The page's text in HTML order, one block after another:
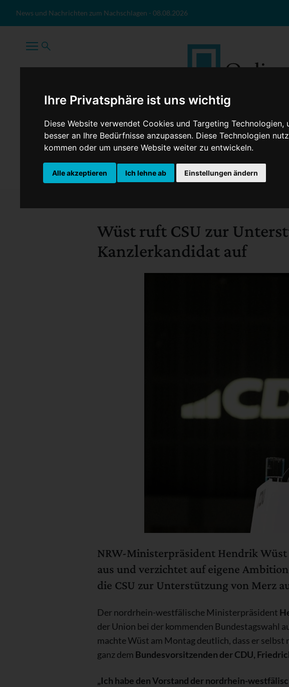
Ihre Privatsphäre ist uns wichtig
Diese Website verwendet Cookies und Targeting
besser an Ihre Bedürfnisse anzupassen. Diese Technologien
kommen oder um unsere Website weiter zu entwickeln.
Alle akzeptieren Ich lehne ab Einstellungen ändern
News und Nachrichten zum Nachschlagen - 08.08.2026
TopNews Politik Sport Wirtschaft Firmennews Gesellschaft
Wüst ruft CSU zur
Kanzlerkandidat auf
NRW-Ministerpräsident Hendrik
aus und verzichtet auf eigene
die CSU zur Unterstützung von Merz
Der nordrhein-westfälische Ministerpräsident
der Union bei der kommenden Bundestagswahl
machte Wüst am Montag deutlich, dass er
ganz dem Bundesvorsitzenden der CDU,
„Ich habe den Vorstand der nordrhein-